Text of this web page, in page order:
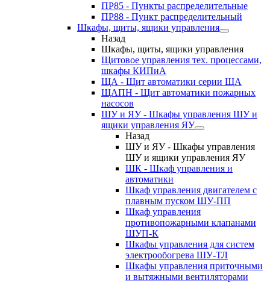
ПР85 - Пункты распределительные
ПР88 - Пункт распределительный
Шкафы, щиты, ящики управления
Назад
Шкафы, щиты, ящики управления
Щитовое управления тех. процессами,
шкафы КИПиА
ЩА - Щит автоматики серии ЩА
ЩАПН - Щит автоматики пожарных
насосов
ШУ и ЯУ - Шкафы управления ШУ и
ящики управления ЯУ
Назад
ШУ и ЯУ - Шкафы управления
ШУ и ящики управления ЯУ
ШК - Шкаф управления и
автоматики
Шкаф управления двигателем с
плавным пуском ШУ-ПП
Шкаф управления
противопожарными клапанами
ШУП-К
Шкафы управления для систем
электрообогрева ШУ-ТЛ
Шкафы управления приточными
и вытяжными вентиляторами